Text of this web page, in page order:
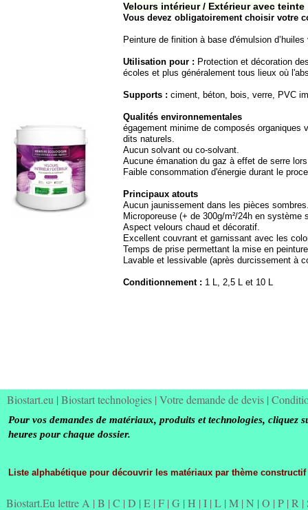
Velours intérieur / Extérieur avec teinte
Vous devez obligatoirement choisir votre
Peinture de finition à base d'émulsion
Utilisation pour : Protection et décoration
écoles et plus généralement tous lieux où
Supports : ciment, béton, bois, verre, PVC
Qualités environnementales
égagement minime de composés
dits naturels.
Aucun solvant ou co-solvant.
Aucune émanation du gaz à effet de serre
Faible consommation d'énergie durant le
Principaux atouts
Aucun jaunissement dans les pièces
Microporeuse (+ de 300g/m²/24h en système
Aspect velours chaud et décoratif.
Excellent couvrant et garnissant avec les
Temps de prise permettant la mise en
Lavable et lessivable (après durcissement à
Conditionnement : 1 L, 2,5 L et 10 L
Pour vos demandes de matériaux, produits et technologies, cliquez
heures pour chaque dossier.
Biostart.eu | Biostart technologies | Votre demande de devis |
Liste alphabétique pour découvrir les matériaux par thème constructif
Biostart.Eu lettre A | B | C | D | E | F | G | H | I | L | M | N | O | P | R |